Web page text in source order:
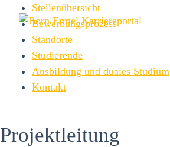
Inhalt
springen
Stellenübersicht
Bewerbungsprozess
Standorte
Studierende
Ausbildung und duales Studium
Kontakt
Projektleitung